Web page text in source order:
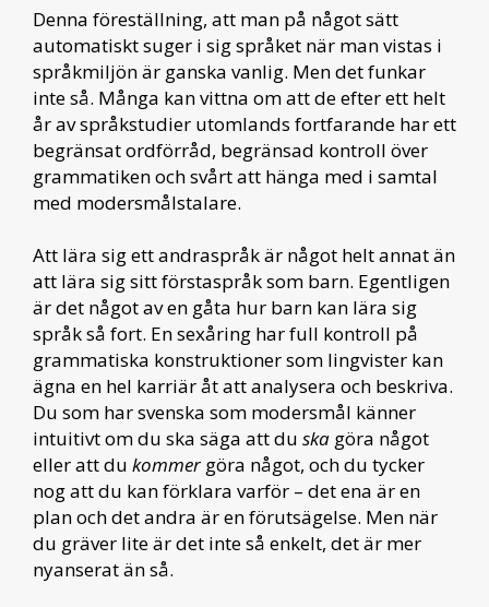
Denna föreställning, att man på något sätt
automatiskt suger i sig språket när man vistas i
språkmiljön är ganska vanlig. Men det funkar
inte så. Många kan vittna om att de efter ett helt
år av språkstudier utomlands fortfarande har ett
begränsat ordförråd, begränsad kontroll över
grammatiken och svårt att hänga med i samtal
med modersmålstalare.
Att lära sig ett andraspråk är något helt annat än
att lära sig sitt förstaspråk som barn. Egentligen
är det något av en gåta hur barn kan lära sig
språk så fort. En sexåring har full kontroll på
grammatiska konstruktioner som lingvister kan
ägna en hel karriär åt att analysera och beskriva.
Du som har svenska som modersmål känner
intuitivt om du ska säga att du ska göra något
eller att du kommergöra något, och du tycker
nog att du kan förklara varför – det ena är en
plan och det andra är en förutsägelse. Men när
du gräver lite är det inte så enkelt, det är mer
nyanserat än så.